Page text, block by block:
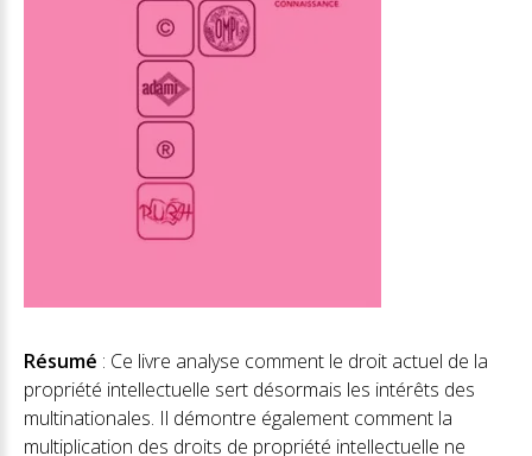
Résumé : Ce livre analyse comment le droit actuel de la
propriété intellectuelle sert désormais les intérêts des
multinationales. Il démontre également comment la
multiplication des droits de propriété intellectuelle ne